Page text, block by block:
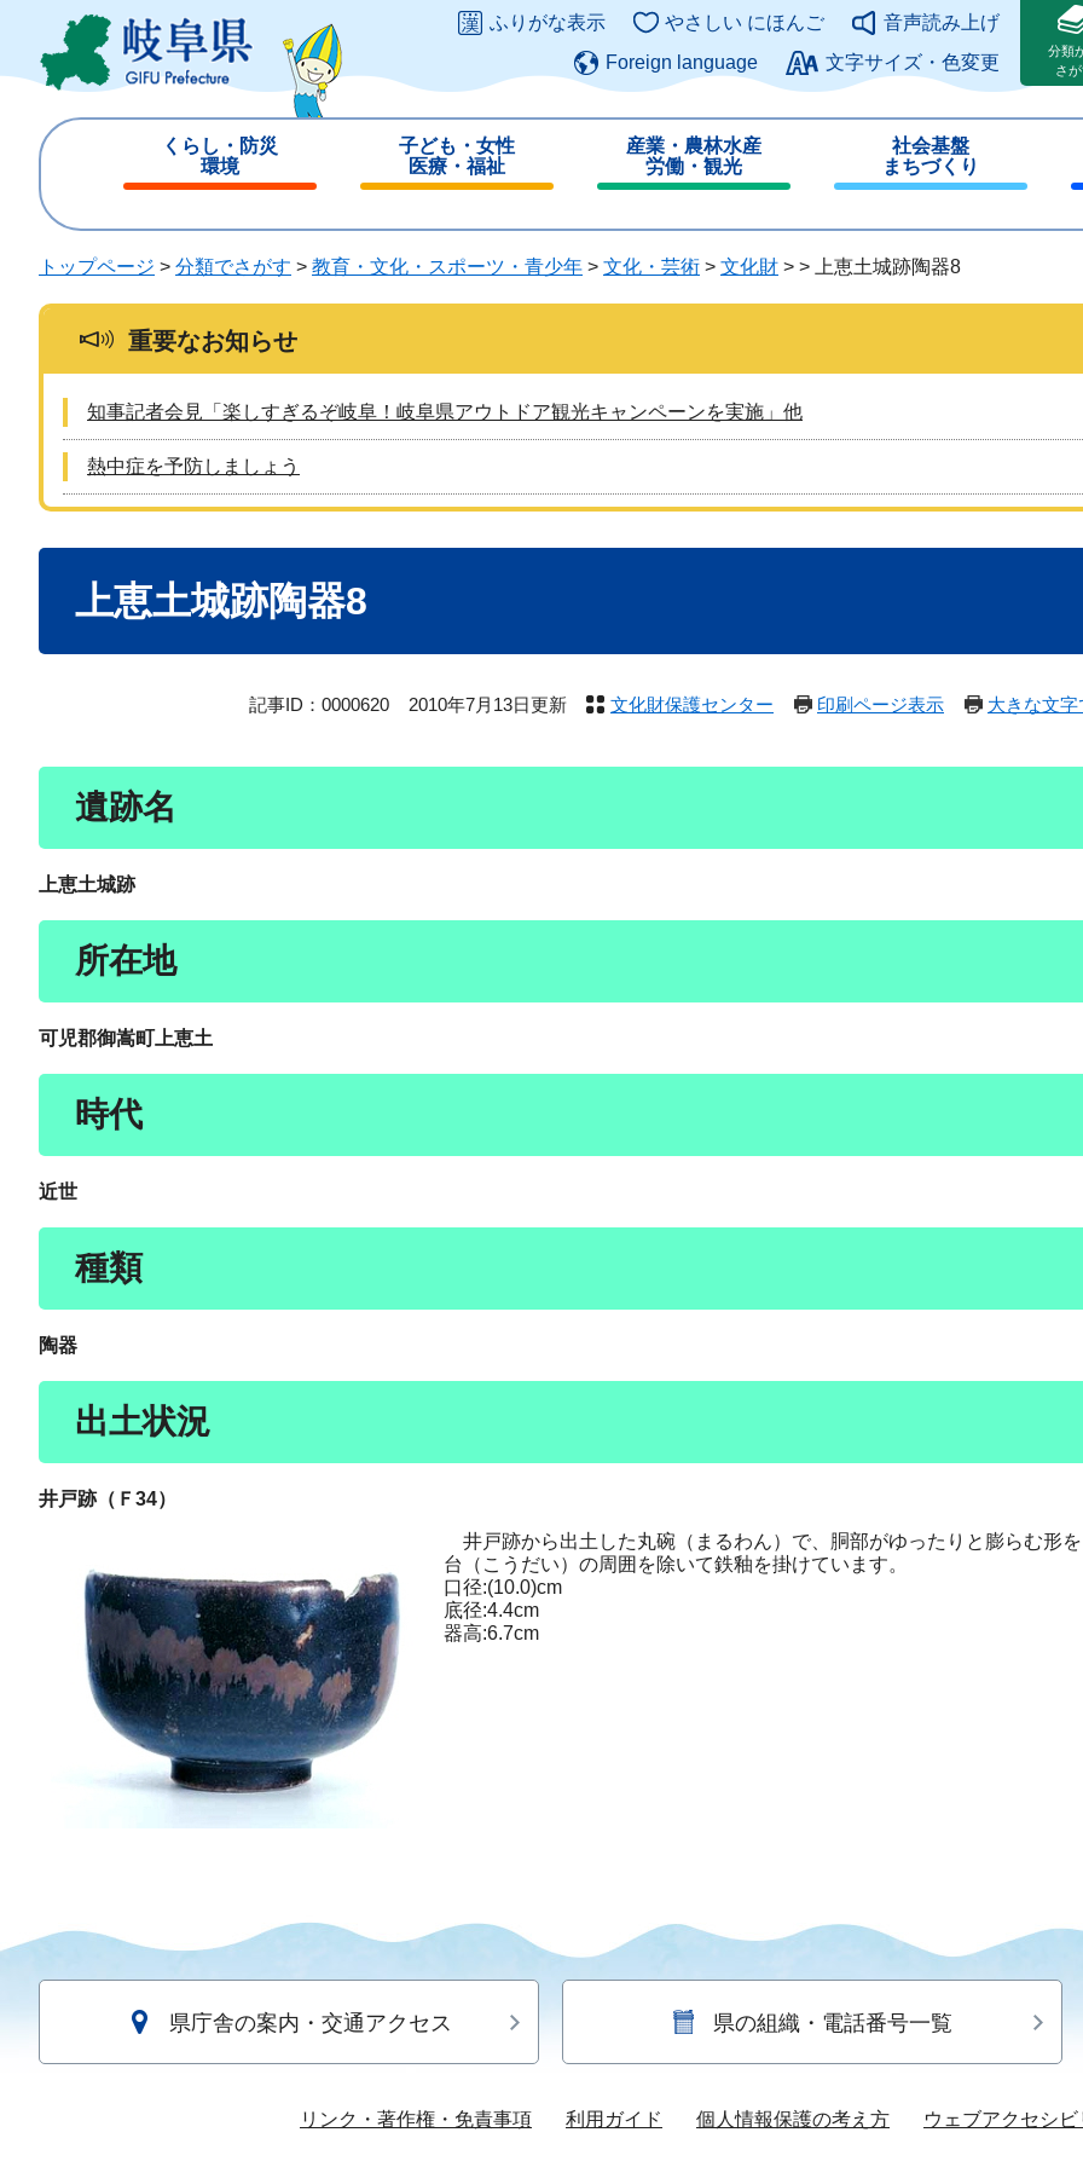
ジ
ュ
このページの本文へ
ふりがな表示 やさしい にほんご
音声読み上げ
Foreign language
文字サイズ・色変更
分類
さ
くらし・防災
環境
じ
子ども・女性
医療・福祉
じ
る
産業・農林水産
労働・観光
じ
る
社会基盤
まちづくり
じ
る
トップページ > 分類でさがす > 教育・文化・スポーツ・青少年 > 文化・芸術 > 文化財 > > 上恵土城跡陶器8
重要なお知らせ
知事記者会見「楽しすぎるぞ岐阜！岐阜県アウトドア観光キャンペーンを実施」他
熱中症を予防しましょう
上恵土城跡陶器8
記事ID：0000620 2010年7月13日更新 文化財保護センター 印刷ページ表示 大きな文
遺跡名
上恵土城跡
所在地
可児郡御嵩町上恵土
時代
近世
種類
陶器
出土状況
井戸跡（Ｆ34）
井戸跡から出土した丸碗（まるわん）で、胴部がゆったりと膨らむ形
台（こうだい）の周囲を除いて鉄釉を掛けています。
口径:(10.0)cm
底径:4.4cm
器高:6.7cm
県庁舎の案内・交通アクセス 県の組織・電話番号一覧
リンク・著作権・免責事項 利用ガイド 個人情報保護の考え方 ウェブアクセシ